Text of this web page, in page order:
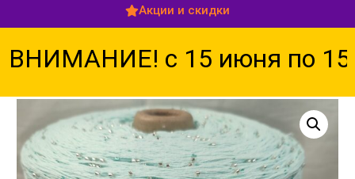
Акции и скидки
с 15 июня по 15